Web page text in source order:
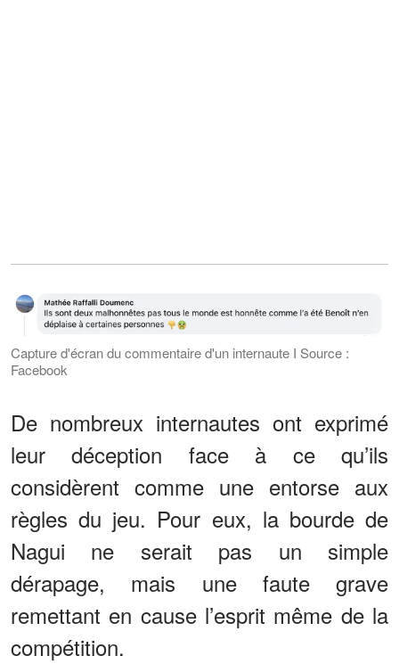
Capture d'écran du commentaire d'un internaute I Source :
Facebook
De nombreux internautes ont exprimé
leur déception face à ce qu’ils
considèrent comme une entorse aux
règles du jeu. Pour eux, la bourde de
Nagui ne serait pas un simple
dérapage, mais une faute grave
remettant en cause l’esprit même de la
compétition.